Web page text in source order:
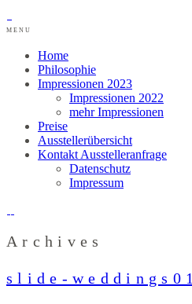
MENU
Home
Philosophie
Impressionen 2023
Impressionen 2022
mehr Impressionen
Preise
Ausstellerübersicht
Kontakt Ausstelleranfrage
Datenschutz
Impressum
Archives
slide-weddings01